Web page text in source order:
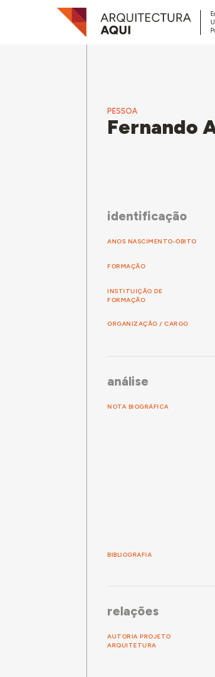
PESSOA
Fernando
identificação
ANOS NASCIMENTO-ÓBITO
FORMAÇÃO
INSTITUIÇÃO DE
FORMAÇÃO
ORGANIZAÇÃO / CARGO
análise
NOTA BIOGRÁFICA
BIBLIOGRAFIA
relações
AUTORIA PROJETO
ARQUITETURA